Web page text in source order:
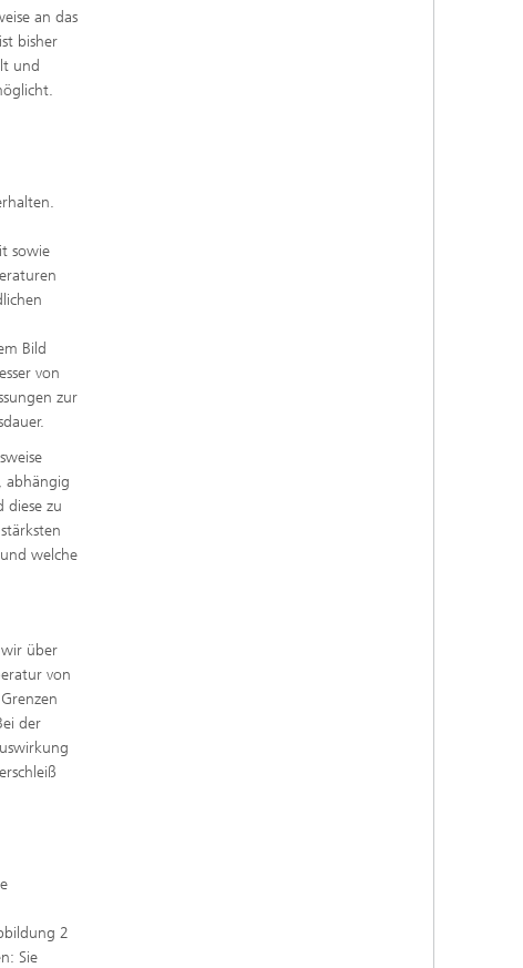
an das
bisher
und
sowie
Bild
von
zur
abhängig
diese zu
welche
über
von
der
2
Sie